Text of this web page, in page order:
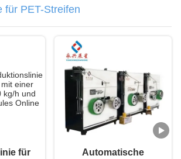
für PET-Streifen
für Automatische